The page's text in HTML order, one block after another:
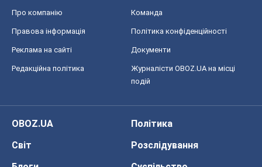
Про компанію Команда
Правова інформація Політика конфіденційності
Реклама на сайті Документи
Редакційна політика
Журналісти OBOZ.UA на місці
подій
OBOZ.UA
Політика
Світ
Розслідування